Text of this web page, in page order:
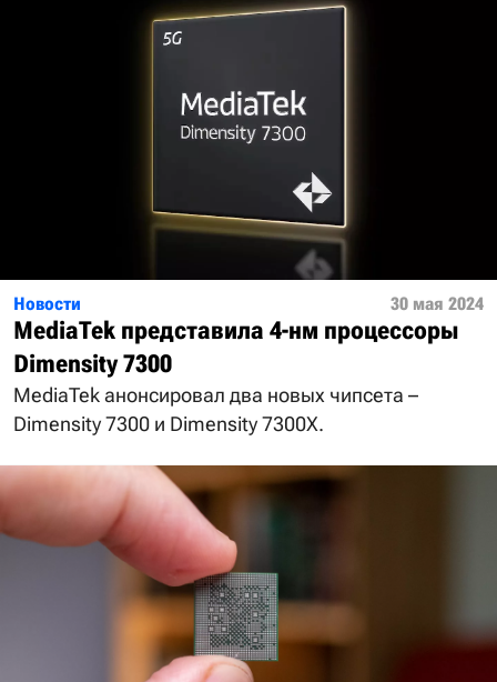
Новости 30 мая 2024
MediaTek представила 4-нм процессоры
Dimensity 7300
MediaTek анонсировал два новых чипсета –
Dimensity 7300 и Dimensity 7300X.